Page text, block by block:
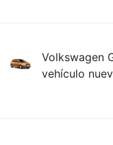
Volkswagen
vehículo